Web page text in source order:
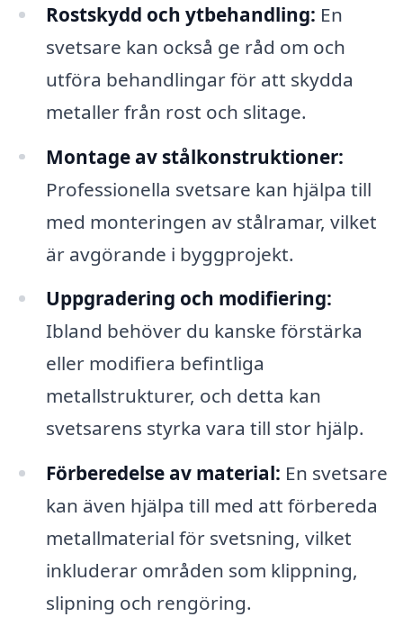
Rostskydd och ytbehandling: En
svetsare kan också ge råd om och
utföra behandlingar för att skydda
metaller från rost och slitage.
Montage av stålkonstruktioner:
Professionella svetsare kan hjälpa till
med monteringen av stålramar, vilket
är avgörande i byggprojekt.
Uppgradering och modifiering:
Ibland behöver du kanske förstärka
eller modifiera befintliga
metallstrukturer, och detta kan
svetsarens styrka vara till stor hjälp.
Förberedelse av material: En svetsare
kan även hjälpa till med att förbereda
metallmaterial för svetsning, vilket
inkluderar områden som klippning,
slipning och rengöring.